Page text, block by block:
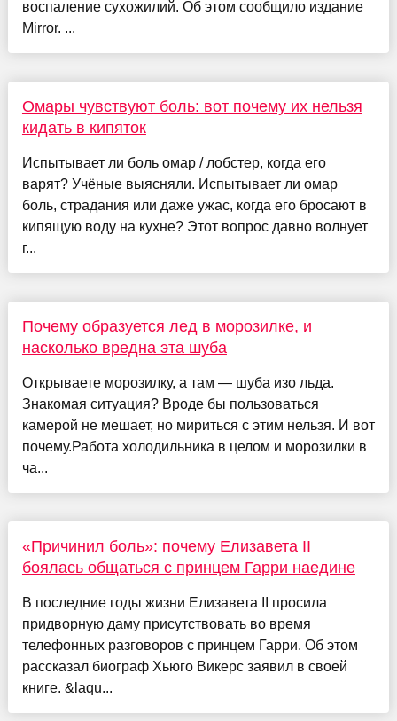
воспаление сухожилий. Об этом сообщило издание
Mirror. ...
Омары чувствуют боль: вот почему их нельзя
кидать в кипяток
Испытывает ли боль омар / лобстер, когда его
варят? Учёные выясняли. Испытывает ли омар
боль, страдания или даже ужас, когда его бросают в
кипящую воду на кухне? Этот вопрос давно волнует
г...
Почему образуется лед в морозилке, и
насколько вредна эта шуба
Открываете морозилку, а там — шуба изо льда.
Знакомая ситуация? Вроде бы пользоваться
камерой не мешает, но мириться с этим нельзя. И вот
почему.Работа холодильника в целом и морозилки в
ча...
«Причинил боль»: почему Елизавета II
боялась общаться с принцем Гарри наедине
В последние годы жизни Елизавета II просила
придворную даму присутствовать во время
телефонных разговоров с принцем Гарри. Об этом
рассказал биограф Хьюго Викерс заявил в своей
книге. &laqu...